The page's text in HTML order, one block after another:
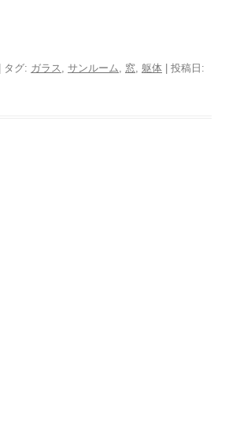
| タグ: ガラス , サンルーム, 窓, 躯体 | 投稿日: